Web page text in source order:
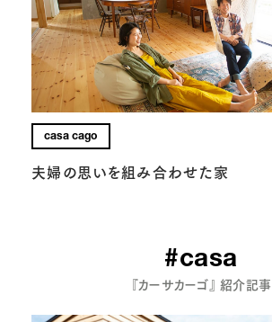
casa cago
夫婦の思いを組み合わせた家
#casa
『カーサカーゴ』 紹介記事